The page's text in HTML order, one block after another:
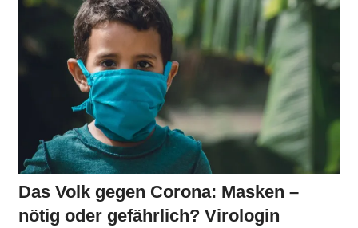
Das Volk gegen Corona: Masken –
nötig oder gefährlich? Virologin